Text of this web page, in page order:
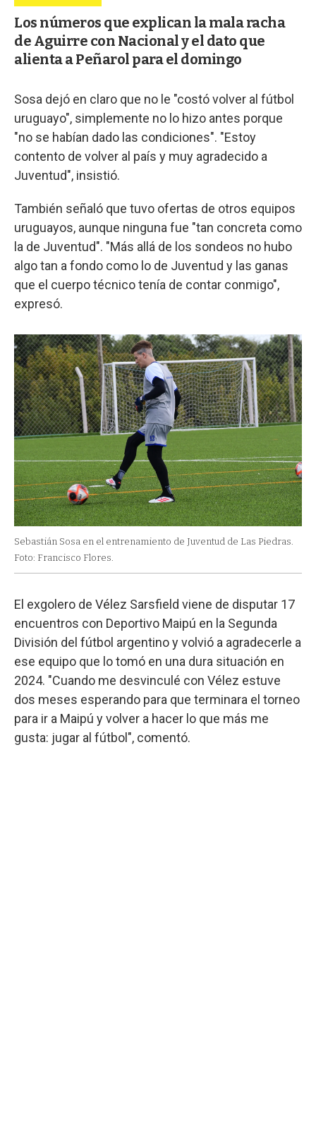
Los números que explican la mala racha
de Aguirre con Nacional y el dato que
alienta a Peñarol para el domingo
Sosa dejó en claro que no le "costó volver al fútbol
uruguayo", simplemente no lo hizo antes porque
"no se habían dado las condiciones". "Estoy
contento de volver al país y muy agradecido a
Juventud", insistió.
También señaló que tuvo ofertas de otros equipos
uruguayos, aunque ninguna fue "tan concreta como
la de Juventud". "Más allá de los sondeos no hubo
algo tan a fondo como lo de Juventud y las ganas
que el cuerpo técnico tenía de contar conmigo",
expresó.
Sebastián Sosa en el entrenamiento de Juventud de Las Piedras.
Foto: Francisco Flores.
El exgolero de Vélez Sarsfield viene de disputar 17
encuentros con Deportivo Maipú en la Segunda
División del fútbol argentino y volvió a agradecerle a
ese equipo que lo tomó en una dura situación en
2024. "Cuando me desvinculé con Vélez estuve
dos meses esperando para que terminara el torneo
para ir a Maipú y volver a hacer lo que más me
gusta: jugar al fútbol", comentó.